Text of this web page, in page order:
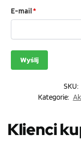
E-mail*
SKU:
Kategorie:
Klienci